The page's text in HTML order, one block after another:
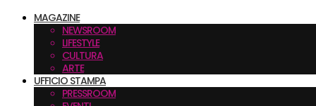
MAGAZINE
NEWSROOM
LIFESTYLE
CULTURA
ARTE
UFFICIO STAMPA
PRESSROOM